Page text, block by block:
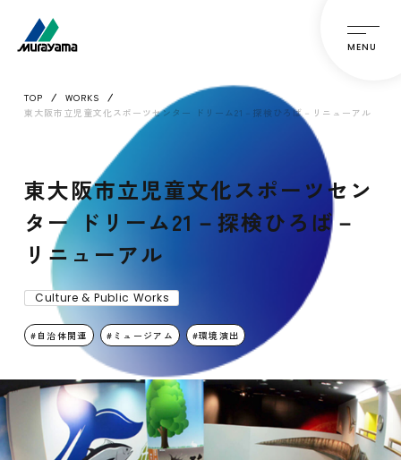
MENU
TOP
WORKS
東大阪市立児童文化スポーツセンター ドリーム21－探検ひろば－リニューアル
東大阪市立児童文化スポーツセン
ター ドリーム21－探検ひろば－
リニューアル
Culture & Public Works
自治体関連 ミュージアム 環境演出